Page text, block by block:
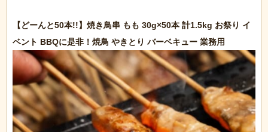
【どーんと50本!!】焼き鳥串 もも 30g×50本 計1.5kg お祭り イ